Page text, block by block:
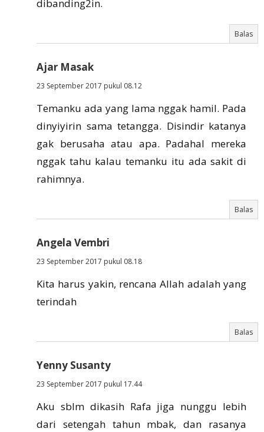
dibanding2in.
Balas
Ajar Masak
23 September 2017 pukul 08.12
Temanku ada yang lama nggak hamil. Pada
dinyiyirin sama tetangga. Disindir katanya
gak berusaha atau apa. Padahal mereka
nggak tahu kalau temanku itu ada sakit di
rahimnya.
Balas
Angela Vembri
23 September 2017 pukul 08.18
Kita harus yakin, rencana Allah adalah yang
terindah
Balas
Yenny Susanty
23 September 2017 pukul 17.44
Aku sblm dikasih Rafa jiga nunggu lebih
dari setengah tahun mbak, dan rasanya